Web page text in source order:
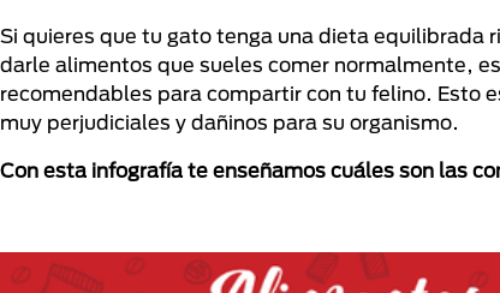
Si quieres que tu gato tenga una dieta equilibrada
darle alimentos que sueles comer normalmente,
recomendables para compartir con tu felino. Esto
muy perjudiciales y dañinos para su organismo.
Con esta infografía te enseñamos cuáles son las